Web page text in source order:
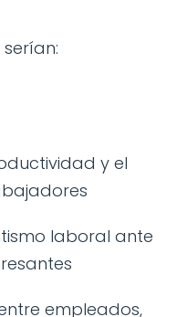
y el
laboral ante
empleados,